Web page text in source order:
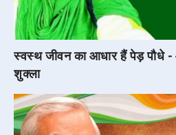
स्वस्थ जीवन का आधार हैं पेड़ पौधे -
शुक्ला